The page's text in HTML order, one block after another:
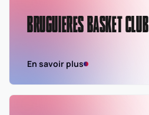
BRUGUIERES BASKET CLUB
En savoir plus